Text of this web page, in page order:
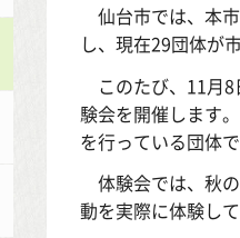
仙台市では、本
し、現在29団体が
このたび、11月8
験会を開催します
を行っている団体で
体験会では、秋
動を実際に体験し